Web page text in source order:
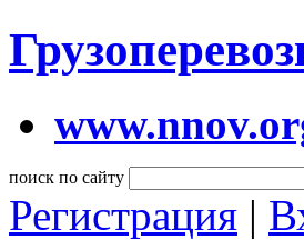
поиск по сайту
Регистрация |